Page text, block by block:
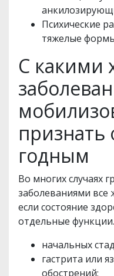
Психические
тяжелые
С какими
признать
годным
Во многих случаях
заболеваниями все
если состояние
отдельные функции.
начальных
гастрита или
обострений;